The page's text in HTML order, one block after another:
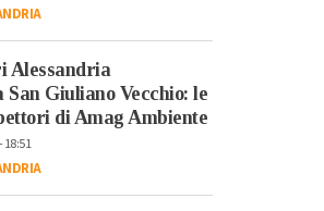
Alessandria
San Giuliano Vecchio: le
di Amag Ambiente
18:51